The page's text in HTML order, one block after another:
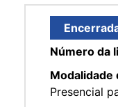
Número da
Modalidade
Presencial